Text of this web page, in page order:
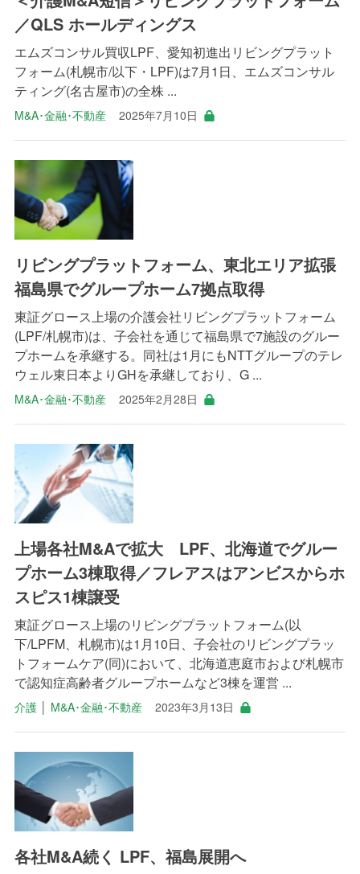
／QLS ホールディングス
エムズコンサル買収LPF、愛知初進出リビングプラット
フォーム(札幌市/以下・LPF)は7月1日、エムズコンサル
ティング(名古屋市)の全株 ...
M&A･金融･不動産 2025年7月10日
リビングプラットフォーム、東北エリア拡張
福島県でグループホーム7拠点取得
東証グロース上場の介護会社リビングプラットフォーム
(LPF/札幌市)は、子会社を通じて福島県で7施設のグルー
プホームを承継する。同社は1月にもNTTグループのテレ
ウェル東日本よりGHを承継しており、G ...
M&A･金融･不動産 2025年2月28日
上場各社M&Aで拡大 LPF、北海道でグルー
プホーム3棟取得／フレアスはアンビスからホ
スピス1棟譲受
東証グロース上場のリビングプラットフォーム(以
下/LPFM、札幌市)は1月10日、子会社のリビングプラッ
トフォームケア(同)において、北海道恵庭市および札幌市
で認知症高齢者グループホームなど3棟を運営 ...
介護│ M&A･金融･不動産 2023年3月13日
各社M&A続く LPF、福島展開へ